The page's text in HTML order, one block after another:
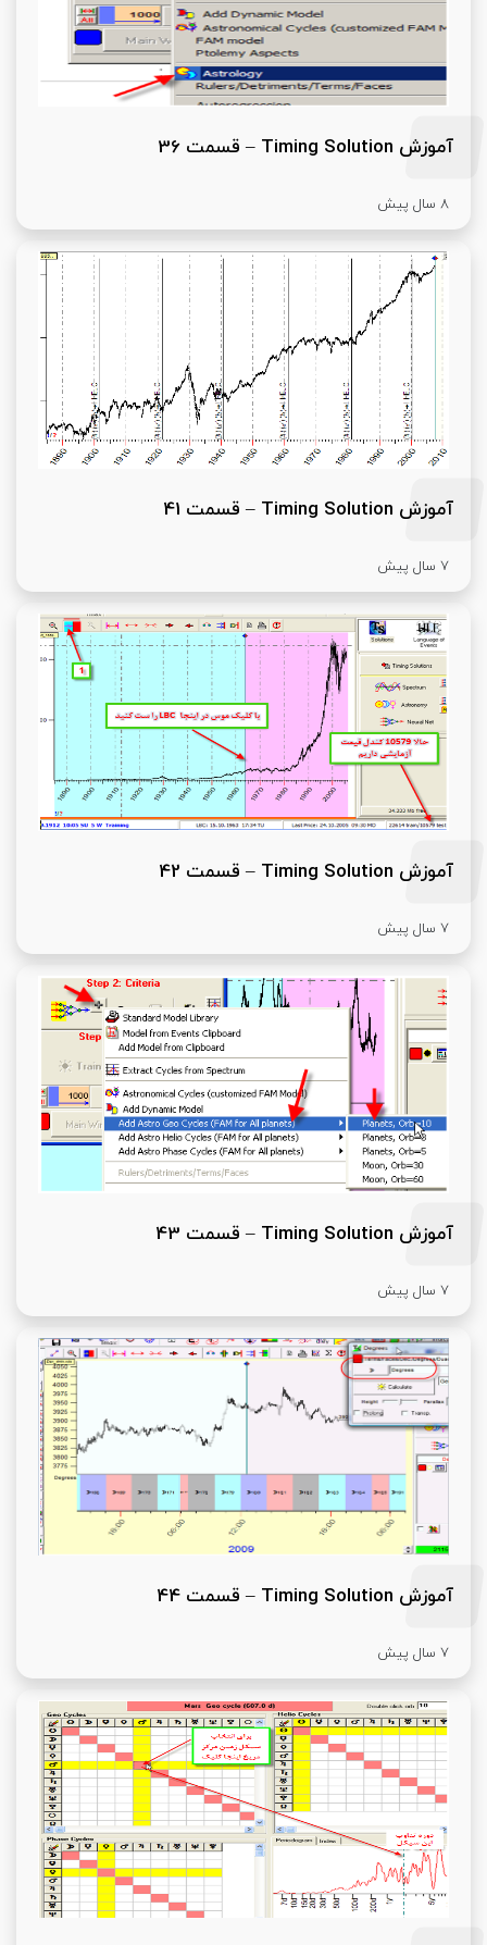
آموزش Timing Solution – قسمت 36
8 سال پیش
آموزش Timing Solution – قسمت 41
7 سال پیش
آموزش Timing Solution – قسمت 42
7 سال پیش
آموزش Timing Solution – قسمت 43
7 سال پیش
آموزش Timing Solution – قسمت 44
7 سال پیش